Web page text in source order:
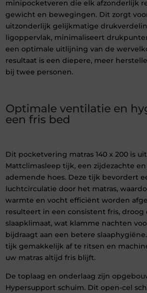
minipocketveren die elk afzonderlijk
gewicht en bewegingen. Dit zorgt
uitzonderlijk gelijkmatige
ligoppervlak, minimaliseert
een optimale uitlijning van de
resultaat is een diepere, meer
bij twee personen.
Optimale ventilatie en
een fris bed
Dit pocketvering matras 140 x 200 is
Mattclimasleep tijk, een zijdezachte
ademende hoes. Deze tijk bevordert
luchtcirculatie door het matras,
warmte en vocht efficiënt worden
resulteert in een consistent fris, droog
slaapklimaat, wat klamme nachten
bijdraagt aan een betere
tijk gemakkelijk af te ritsen en
uw matras altijd fris blijft.
De toplaag en onderlaag zijn
Hypersupport schuim. Dit open-cel